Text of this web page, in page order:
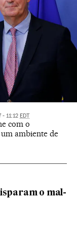
- 11:12 EDT
com o
ambiente de
o mal-